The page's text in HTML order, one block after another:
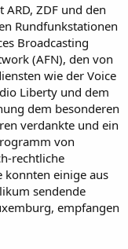
ZDF und den
Rundfunkstationen
Broadcasting
(AFN), den von
wie der Voice
Liberty und dem
dem besonderen
verdankte und ein
von
rechtliche
konnten einige aus
sendende
empfangen